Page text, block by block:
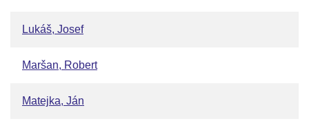
Lukáš, Josef
Maršan, Robert
Matejka, Ján